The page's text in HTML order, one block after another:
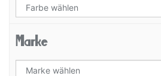
Marke